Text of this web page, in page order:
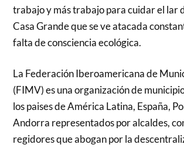
trabajo y más trabajo para cuidar el lar
Casa Grande que se ve atacada
falta de consciencia ecológica.
La Federación Iberoamericana de
(FIMV) es una organización de
los paises de América Latina, España,
Andorra representados por alcaldes,
regidores que abogan por la